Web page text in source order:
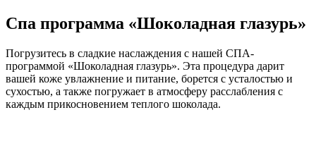
Спа программа «Шоколадная глазурь»
Погрузитесь в сладкие наслаждения с нашей СПА-
программой «Шоколадная глазурь». Эта процедура дарит
вашей коже увлажнение и питание, борется с усталостью и
сухостью, а также погружает в атмосферу расслабления с
каждым прикосновением теплого шоколада.